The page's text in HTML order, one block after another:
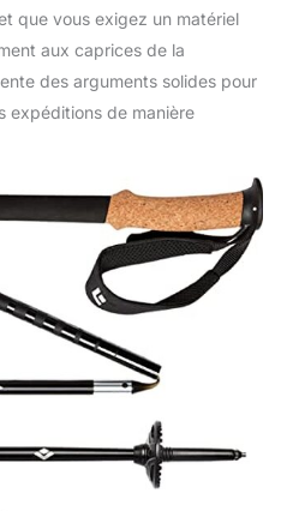
que vous exigez un matériel
aux caprices de la
des arguments solides pour
expéditions de manière